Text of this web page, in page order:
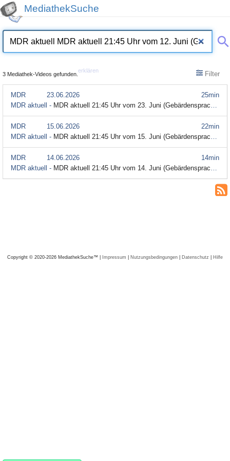
MediathekSuche
3 Mediathek-Videos gefunden.
erklären Filter
25min
MDR
23.06.2026
MDR aktuell - MDR aktuell 21:45 Uhr vom 23. Juni (Gebärdensprache)
22min
MDR
15.06.2026
MDR aktuell - MDR aktuell 21:45 Uhr vom 15. Juni (Gebärdensprache)
14min
MDR
14.06.2026
MDR aktuell - MDR aktuell 21:45 Uhr vom 14. Juni (Gebärdensprache)
Copyright © 2020-2026 MediathekSuche™ | Impressum | Nutzungsbedingungen | Datenschutz | Hilfe